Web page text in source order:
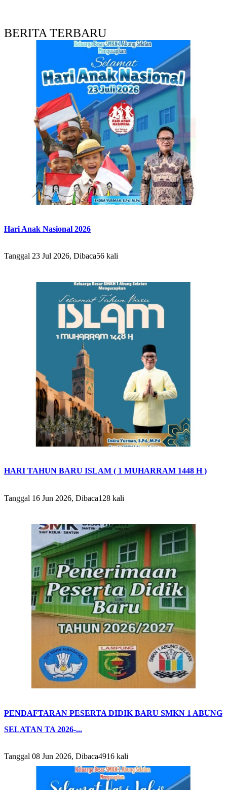
BERITA TERBARU
Hari Anak Nasional 2026
Tanggal 23 Jul 2026, Dibaca56 kali
HARI TAHUN BARU ISLAM ( 1 MUHARRAM 1448 H )
Tanggal 16 Jun 2026, Dibaca128 kali
PENDAFTARAN PESERTA DIDIK BARU SMKN 1 ABUNG
SELATAN TA 2026-...
Tanggal 08 Jun 2026, Dibaca4916 kali